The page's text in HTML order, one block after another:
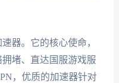
器。它的核心使命，
堵、直达国服游戏服
，优质的加速器针对